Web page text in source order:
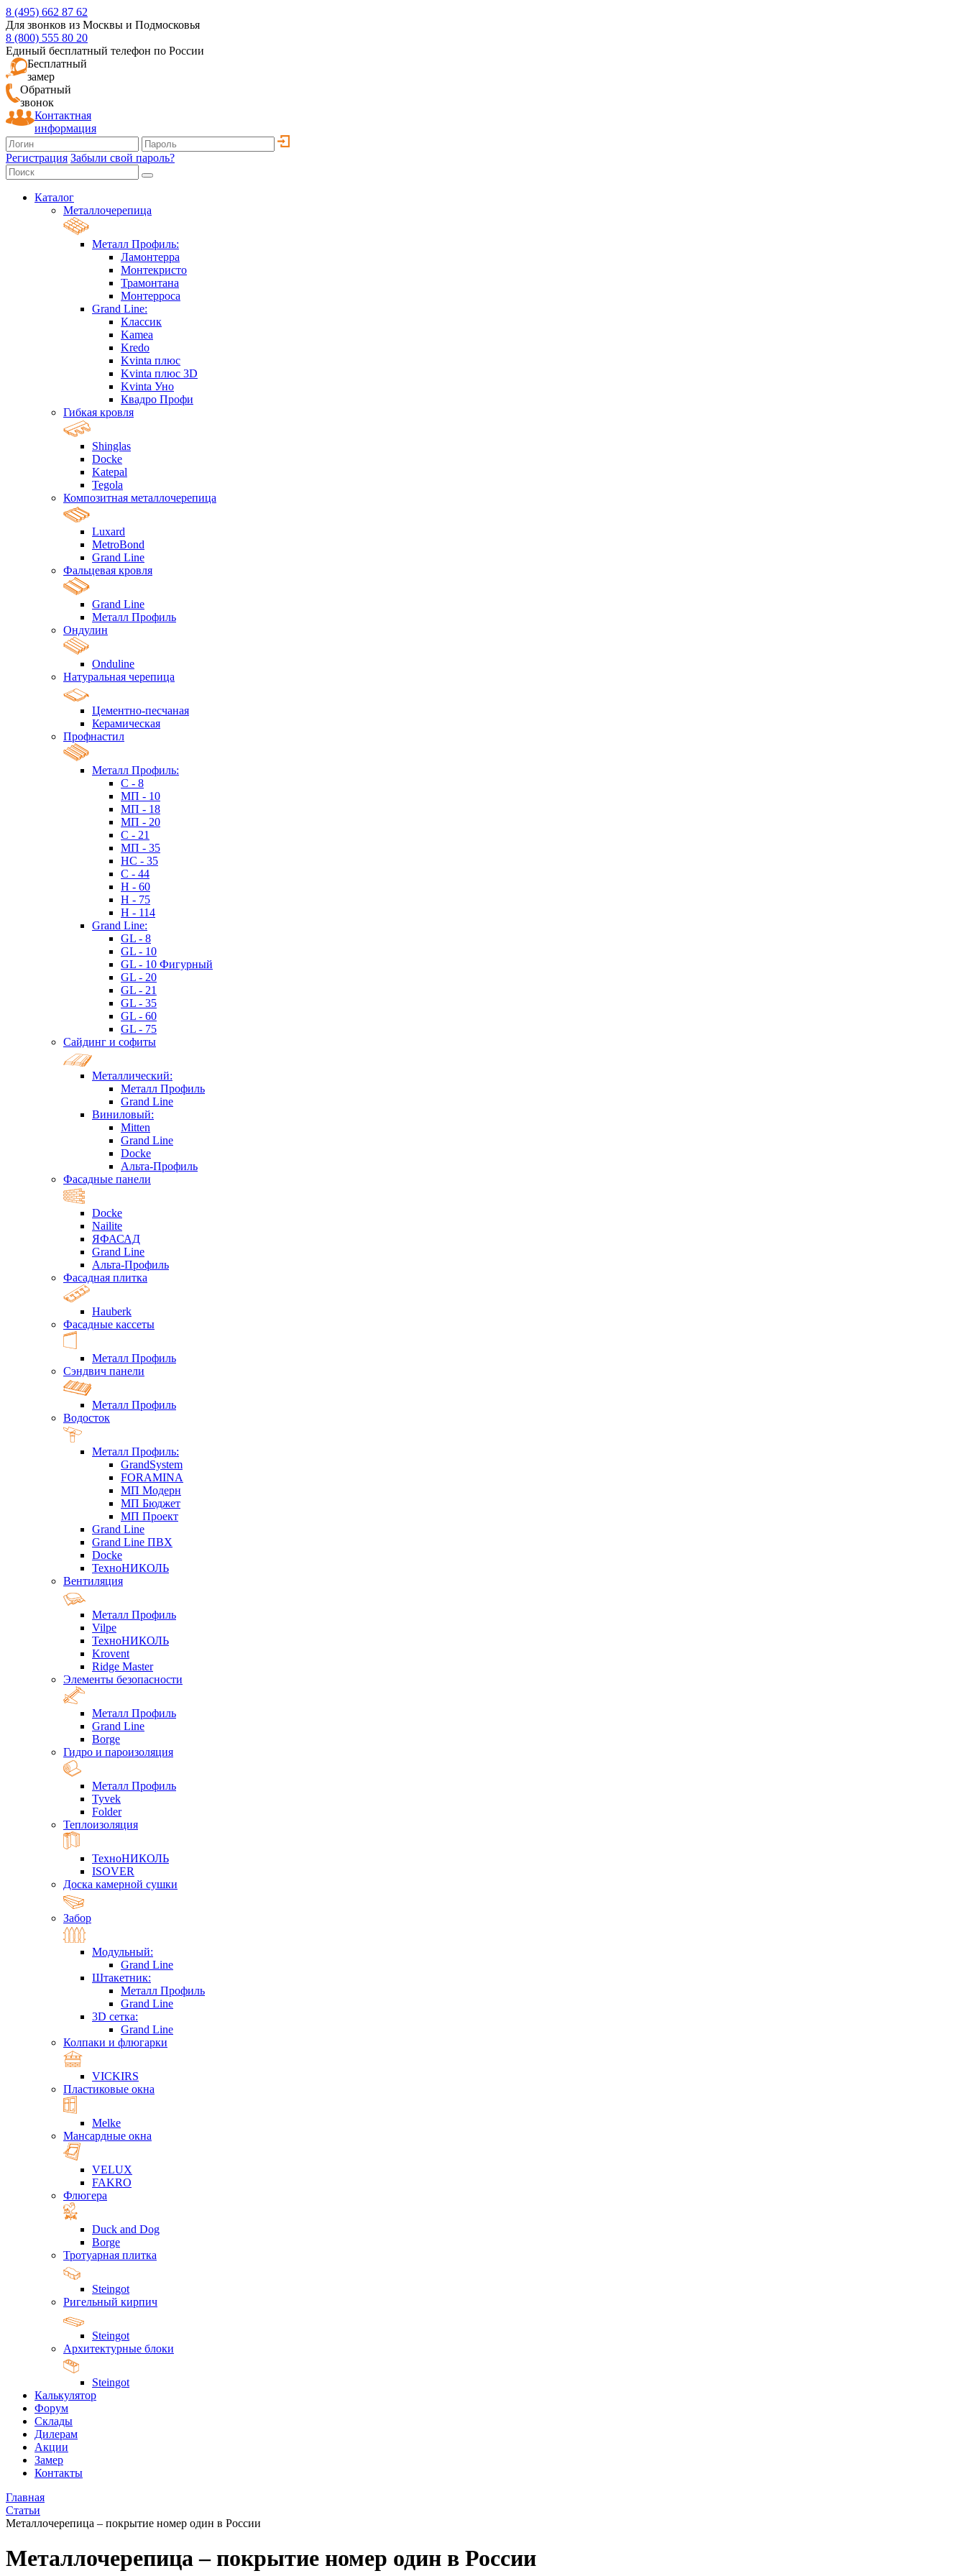
8 (495) 662 87 62
Для звонков из Москвы и Подмосковья
8 (800) 555 80 20
Единый бесплатный телефон по России
Бесплатный
замер
Обратный
звонок
Контактная
информация
Регистрация Забыли свой пароль?
Каталог
Металлочерепица
Металл Профиль:
Ламонтерра
Монтекристо
Трамонтана
Монтерроса
Grand Line:
Классик
Kamea
Kredo
Kvinta плюс
Kvinta плюс 3D
Kvinta Уно
Квадро Профи
Гибкая кровля
Shinglas
Docke
Katepal
Tegola
Композитная металлочерепица
Luxard
MetroBond
Grand Line
Фальцевая кровля
Grand Line
Металл Профиль
Ондулин
Onduline
Натуральная черепица
Цементно-песчаная
Керамическая
Профнастил
Металл Профиль:
C - 8
МП - 10
МП - 18
МП - 20
C - 21
МП - 35
HC - 35
C - 44
H - 60
H - 75
H - 114
Grand Line:
GL - 8
GL - 10
GL - 10 Фигурный
GL - 20
GL - 21
GL - 35
GL - 60
GL - 75
Сайдинг и софиты
Металлический:
Металл Профиль
Grand Line
Виниловый:
Mitten
Grand Line
Docke
Альта-Профиль
Фасадные панели
Docke
Nailite
ЯФАСАД
Grand Line
Альта-Профиль
Фасадная плитка
Hauberk
Фасадные кассеты
Металл Профиль
Сэндвич панели
Металл Профиль
Водосток
Металл Профиль:
GrandSystem
FORAMINA
МП Модерн
МП Бюджет
МП Проект
Grand Line
Grand Line ПВХ
Docke
ТехноНИКОЛЬ
Вентиляция
Металл Профиль
Vilpe
ТехноНИКОЛЬ
Krovent
Ridge Master
Элементы безопасности
Металл Профиль
Grand Line
Borge
Гидро и пароизоляция
Металл Профиль
Tyvek
Folder
Теплоизоляция
ТехноНИКОЛЬ
ISOVER
Доска камерной сушки
Забор
Модульный:
Grand Line
Штакетник:
Металл Профиль
Grand Line
3D сетка:
Grand Line
Колпаки и флюгарки
VICKIRS
Пластиковые окна
Melke
Мансардные окна
VELUX
FAKRO
Флюгера
Duck and Dog
Borge
Тротуарная плитка
Steingot
Ригельный кирпич
Steingot
Архитектурные блоки
Steingot
Калькулятор
Форум
Склады
Дилерам
Акции
Замер
Контакты
Главная
Статьи
Металлочерепица – покрытие номер один в России
Металлочерепица – покрытие номер один в России